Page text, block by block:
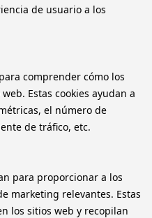
de usuario a los
comprender cómo los
Estas cookies ayudan a
el número de
de tráfico, etc.
para proporcionar a los
marketing relevantes. Estas
los sitios web y recopilan